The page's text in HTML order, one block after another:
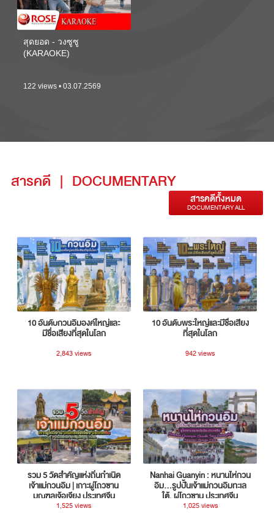
สุดยอด - วงซูซู
(KARAOKE)
122 views • 03.07.2569
สารคดี | DOCUMENTARY
สารคดีทั้งหมด
DOCUMENTARY ALL
10 อันดับกวนอิมองค์ใหญ่และ
มีชื่อเสียงที่สุดในโลก
2,843 views
10 อันดับพระใหญ่และมีชื่อเสียง
ที่สุดในโลก
942 views
รวม 5 วัดสำคัญแห่งถิ่นกำเนิด
เจ้าแม่กวนอิม | เกาะผู่โถวซาน
มณฑลเจ้อเจียง ประเทศจีน
1,525 views
Nanhai Guanyin : หนานไห่กวน
อิม...รูปปั้นเจ้าแม่กวนอิมทะเล
ใต้, ผู่โถวซาน ประเทศจีน
1,025 views